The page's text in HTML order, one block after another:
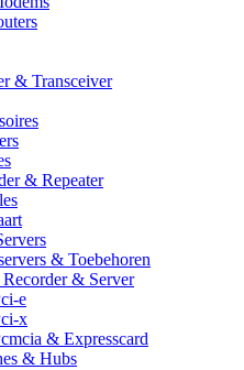
& Transceiver
& Repeater
& Toebehoren
& Server
e
x
& Expresscard
& Hubs